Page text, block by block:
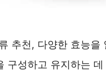
추천, 다양한 효능
구성하고 유지하는